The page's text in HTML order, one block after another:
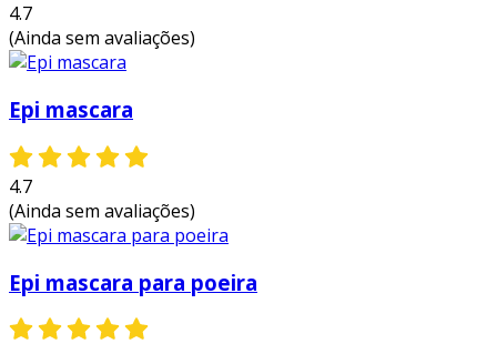
4.7
(Ainda sem avaliações)
Epi mascara
4.7
(Ainda sem avaliações)
Epi mascara para poeira